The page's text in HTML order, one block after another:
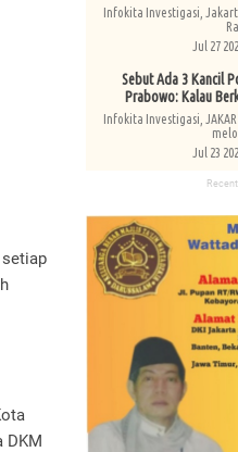
setiap
DKM
Infokita Investigasi,
Jul 27
Sebut Ada 3 Kancil
Prabowo: Kalau
Infokita Investigasi,
Jul 23